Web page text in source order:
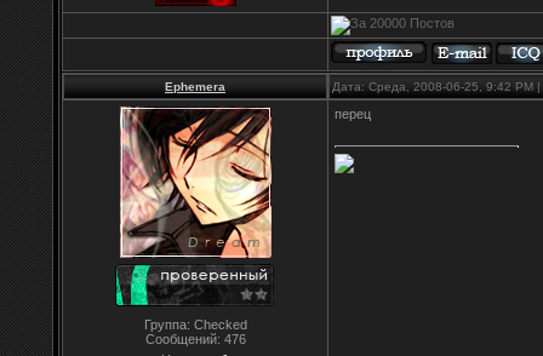
Ephemera Дата: Среда, 2008-06-25, 9:42
Группа: Checked
Сообщений: 476
перец